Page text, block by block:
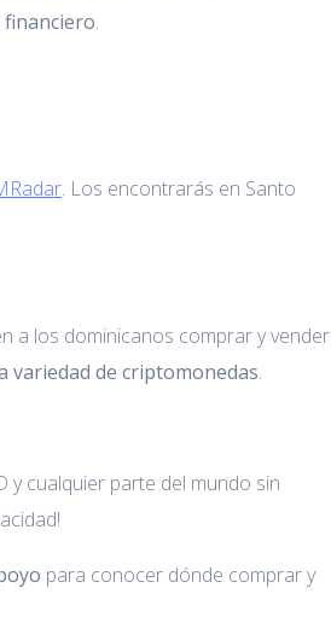
.
. Los encontrarás en Santo
a los dominicanos comprar y vender
variedad de criptomonedas.
y cualquier parte del mundo sin
para conocer dónde comprar y